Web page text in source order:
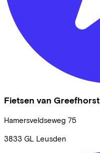
Fietsen van Greefhorst
Hamersveldseweg 75
3833 GL Leusden